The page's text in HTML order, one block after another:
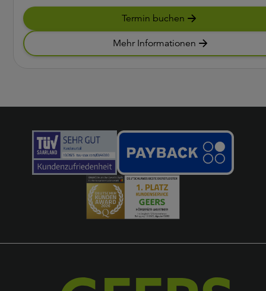
Termin buchen
Mehr Informationen